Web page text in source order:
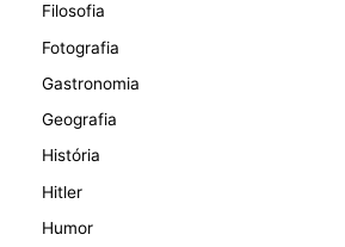
Filosofia
Fotografia
Gastronomia
Geografia
História
Hitler
Humor